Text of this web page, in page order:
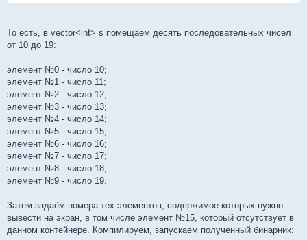
То есть, в vector<int> s помещаем десять последовательных чисел
от 10 до 19:
элемент №0 - число 10;
элемент №1 - число 11;
элемент №2 - число 12;
элемент №3 - число 13;
элемент №4 - число 14;
элемент №5 - число 15;
элемент №6 - число 16;
элемент №7 - число 17;
элемент №8 - число 18;
элемент №9 - число 19.
Затем задаём номера тех элементов, содержимое которых нужно
вывести на экран, в том числе элемент №15, который отсутствует в
данном контейнере. Компилируем, запускаем полученный бинарник: